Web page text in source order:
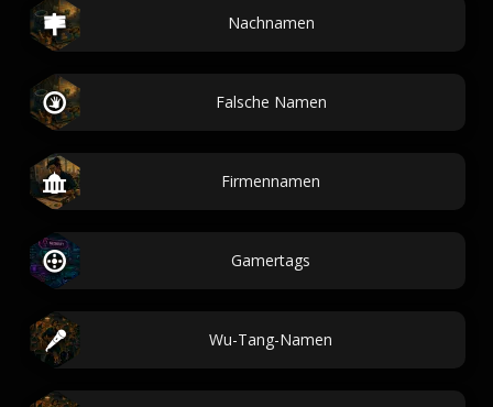
Nachnamen
Falsche Namen
Firmennamen
Gamertags
Wu-Tang-Namen